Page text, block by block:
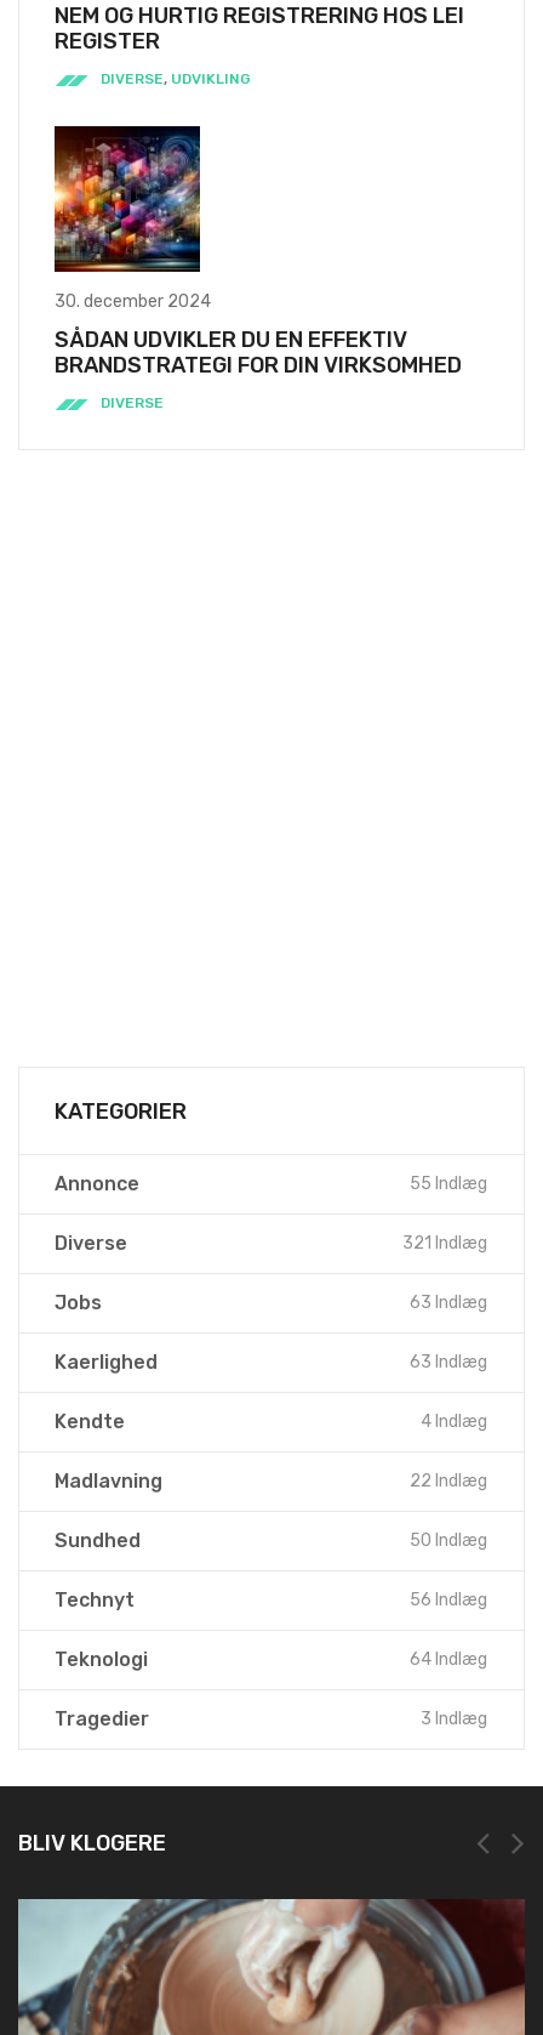
NEM OG HURTIG REGISTRERING HOS LEI
REGISTER
DIVERSE, UDVIKLING
30. december 2024
SÅDAN UDVIKLER DU EN EFFEKTIV
BRANDSTRATEGI FOR DIN VIRKSOMHED
DIVERSE
KATEGORIER
Annonce 55 Indlæg
Diverse 321 Indlæg
Jobs 63 Indlæg
Kaerlighed 63 Indlæg
Kendte 4 Indlæg
Madlavning 22 Indlæg
Sundhed 50 Indlæg
Technyt 56 Indlæg
Teknologi 64 Indlæg
Tragedier 3 Indlæg
BLIV KLOGERE
NEM OG HURTIG REGISTRERING HOS LEI
19. marts 2025